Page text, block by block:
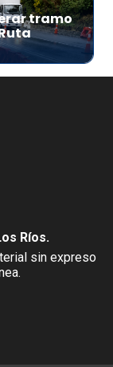
tramo
Ríos.
sin expreso